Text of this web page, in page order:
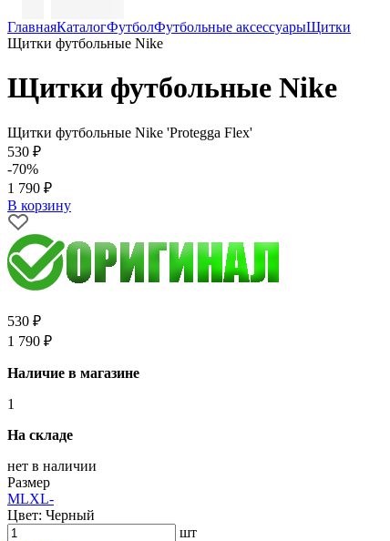
ГлавнаяКаталогФутболФутбольные аксессуарыЩитки
Щитки футбольные Nike
Щитки футбольные Nike
Щитки футбольные Nike 'Protegga Flex'
530 ₽
-70%
1 790 ₽
В корзину
530 ₽
1 790 ₽
Наличие в магазине
1
На складе
нет в наличии
Размер
MLXL-
Цвет: Черный
шт